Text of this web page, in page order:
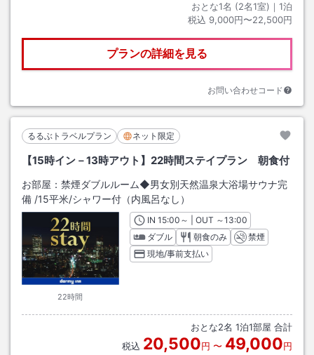
おとな1名 (2名1室)｜ 1泊
税込 9,000円〜22,500円
プランの詳細を見る
お問い合わせコード
るるぶトラベルプラン ネット限定
【15時イン－13時アウト】22時間ステイプラン 朝食付
お部屋： 禁煙ダブルルーム◆男女別天然温泉大浴場サウナ完
備 /15平米/シャワー付（内風呂なし）
22時間
INチェックイン
15:00 ～ | OUT チェックアウト
～13:00
ダブル
朝食のみ
禁煙
現地/事前支払い
おとな2名 1泊1部屋 合計
税込 20,500円 〜 49,000円